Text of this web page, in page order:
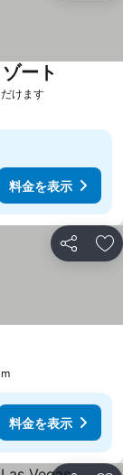
けます
ート
料金を表示
シェア お
料金を表示